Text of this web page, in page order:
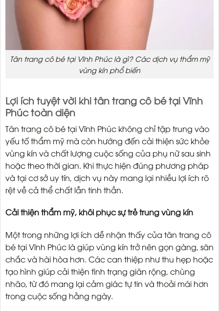
Tân trang cô bé tại Vĩnh Phúc là gì? Các dịch vụ thẩm mỹ
vùng kín phổ biến
Lợi ích tuyệt vời khi tân trang cô bé tại Vĩnh
Phúc toàn diện
Tân trang cô bé tại Vĩnh Phúc không chỉ tập trung vào
yếu tố thẩm mỹ mà còn hướng đến cải thiện sức khỏe
vùng kín và chất lượng cuộc sống của phụ nữ sau sinh
hoặc theo thời gian. Khi thực hiện đúng phương pháp
và tại cơ sở uy tín, dịch vụ này mang lại nhiều lợi ích rõ
rệt về cả thể chất lẫn tinh thần.
Cải thiện thẩm mỹ, khôi phục sự trẻ trung vùng kín
Một trong những lợi ích dễ nhận thấy của tân trang cô
bé tại Vĩnh Phúc là giúp vùng kín trở nên gọn gàng, săn
chắc và hài hòa hơn. Các can thiệp như thu hẹp hoặc
tạo hình giúp cải thiện tình trạng giãn rộng, chùng
nhão, từ đó mang lại cảm giác tự tin và thoải mái hơn
trong cuộc sống hằng ngày.